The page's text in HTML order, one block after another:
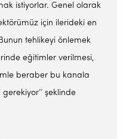
istiyorlar. Genel olarak
için ilerideki en
tehlikeyi önlemek
eğitimler verilmesi,
beraber bu kanala
şeklinde